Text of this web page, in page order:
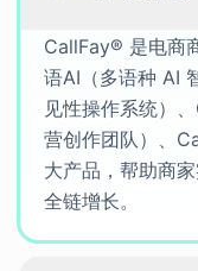
CallFay® 是电商
语AI（多语种 AI
见性操作系统）
营创作团队）、
大产品，帮助商
全链增长。